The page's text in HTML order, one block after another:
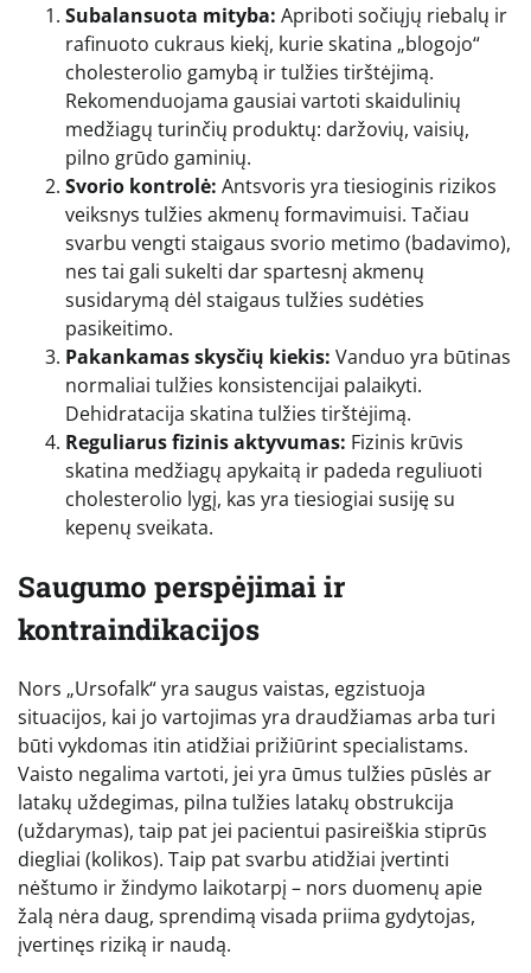
Subalansuota mityba: Apriboti sočiųjų riebalų ir
rafinuoto cukraus kiekį, kurie skatina „blogojo“
cholesterolio gamybą ir tulžies tirštėjimą.
Rekomenduojama gausiai vartoti skaidulinių
medžiagų turinčių produktų: daržovių, vaisių,
pilno grūdo gaminių.
Svorio kontrolė: Antsvoris yra tiesioginis rizikos
veiksnys tulžies akmenų formavimuisi. Tačiau
svarbu vengti staigaus svorio metimo (badavimo),
nes tai gali sukelti dar spartesnį akmenų
susidarymą dėl staigaus tulžies sudėties
pasikeitimo.
Pakankamas skysčių kiekis: Vanduo yra būtinas
normaliai tulžies konsistencijai palaikyti.
Dehidratacija skatina tulžies tirštėjimą.
Reguliarus fizinis aktyvumas: Fizinis krūvis
skatina medžiagų apykaitą ir padeda reguliuoti
cholesterolio lygį, kas yra tiesiogiai susiję su
kepenų sveikata.
Saugumo perspėjimai ir
kontraindikacijos
Nors „Ursofalk“ yra saugus vaistas, egzistuoja
situacijos, kai jo vartojimas yra draudžiamas arba turi
būti vykdomas itin atidžiai prižiūrint specialistams.
Vaisto negalima vartoti, jei yra ūmus tulžies pūslės ar
latakų uždegimas, pilna tulžies latakų obstrukcija
(uždarymas), taip pat jei pacientui pasireiškia stiprūs
diegliai (kolikos). Taip pat svarbu atidžiai įvertinti
nėštumo ir žindymo laikotarpį – nors duomenų apie
žalą nėra daug, sprendimą visada priima gydytojas,
įvertinęs riziką ir naudą.